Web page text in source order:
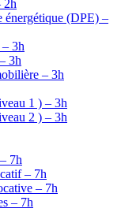
2h
énergétique (DPE) –
3h
3h
– 3h
1 ) – 3h
2 ) – 3h
7h
– 7h
– 7h
– 7h